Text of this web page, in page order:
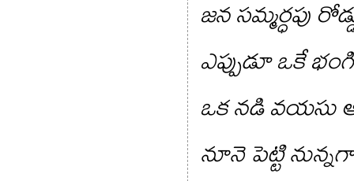
జన సమ్మర్ధపు
ఎప్పుడూ ఒకే
ఒక నడి వయసు
నూనె పెట్టి